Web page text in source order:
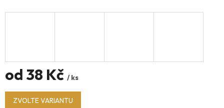
od 38 Kč / ks
Měrná
cena:
ZVOLTE VARIANTU